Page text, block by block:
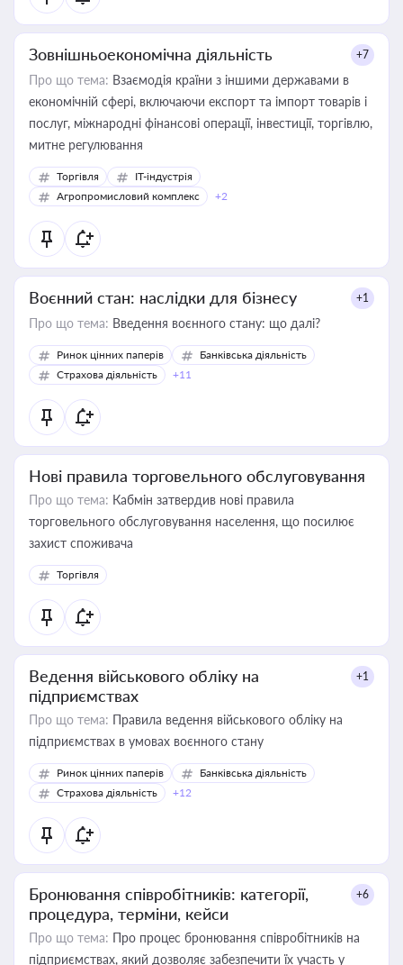
Зовнішньоекономічна діяльність +7
Про що тема: Взаємодія країни з іншими державами в
економічній сфері, включаючи експорт та імпорт товарів і
послуг, міжнародні фінансові операції, інвестиції, торгівлю,
митне регулювання
Торгівля
IT-індустрія
Агропромисловий комплекс
+2
Воєнний стан: наслідки для бізнесу +1
Про що тема: Введення воєнного стану: що далі?
Ринок цінних паперів
Банківська діяльність
Страхова діяльність
+11
Нові правила торговельного обслуговування
Про що тема: Кабмін затвердив нові правила
торговельного обслуговування населення, що посилює
захист споживача
Торгівля
Ведення військового обліку на
підприємствах
+1
Про що тема: Правила ведення військового обліку на
підприємствах в умовах воєнного стану
Ринок цінних паперів
Банківська діяльність
Страхова діяльність
+12
Бронювання співробітників: категорії,
процедура, терміни, кейси
+6
Про що тема: Про процес бронювання співробітників на
підприємствах, який дозволяє забезпечити їх участь у